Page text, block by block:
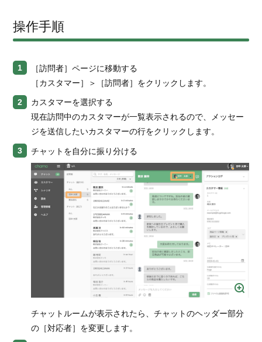
「Chamo」の使い方
連携
「Chamo」をより便利に
よくある質問
操作手順
［訪問者］ページに移動する
［カスタマー］＞［訪問者］をクリックします。
カスタマーを選択する
現在訪問中のカスタマーが一覧表示されるので、メッセー
ジを送信したいカスタマーの行をクリックします。
チャットを自分に振り分ける
チャットルームが表示されたら、チャットのヘッダー部分
の［対応者］を変更します。